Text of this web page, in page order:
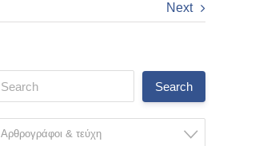
Next
Aρθρογράφοι & τεύχη